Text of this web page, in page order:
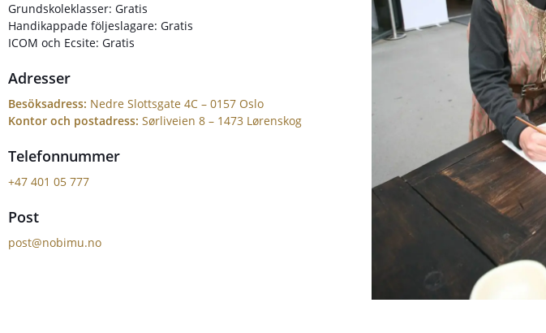
Grundskoleklasser: Gratis
Handikappade följeslagare: Gratis
ICOM och Ecsite: Gratis
Adresser
Besöksadress: Nedre Slottsgate 4C – 0157 Oslo
Kontor och postadress: Sørliveien 8 – 1473 Lørenskog
Telefonnummer
+47 401 05 777
Post
post@nobimu.no